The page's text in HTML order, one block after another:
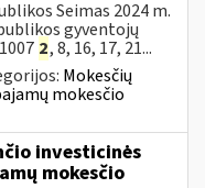
Seimas 2024 m.
gyventojų
2, 8, 16, 17, 21...
Mokesčių
mokesčio
investicinės
mokesčio